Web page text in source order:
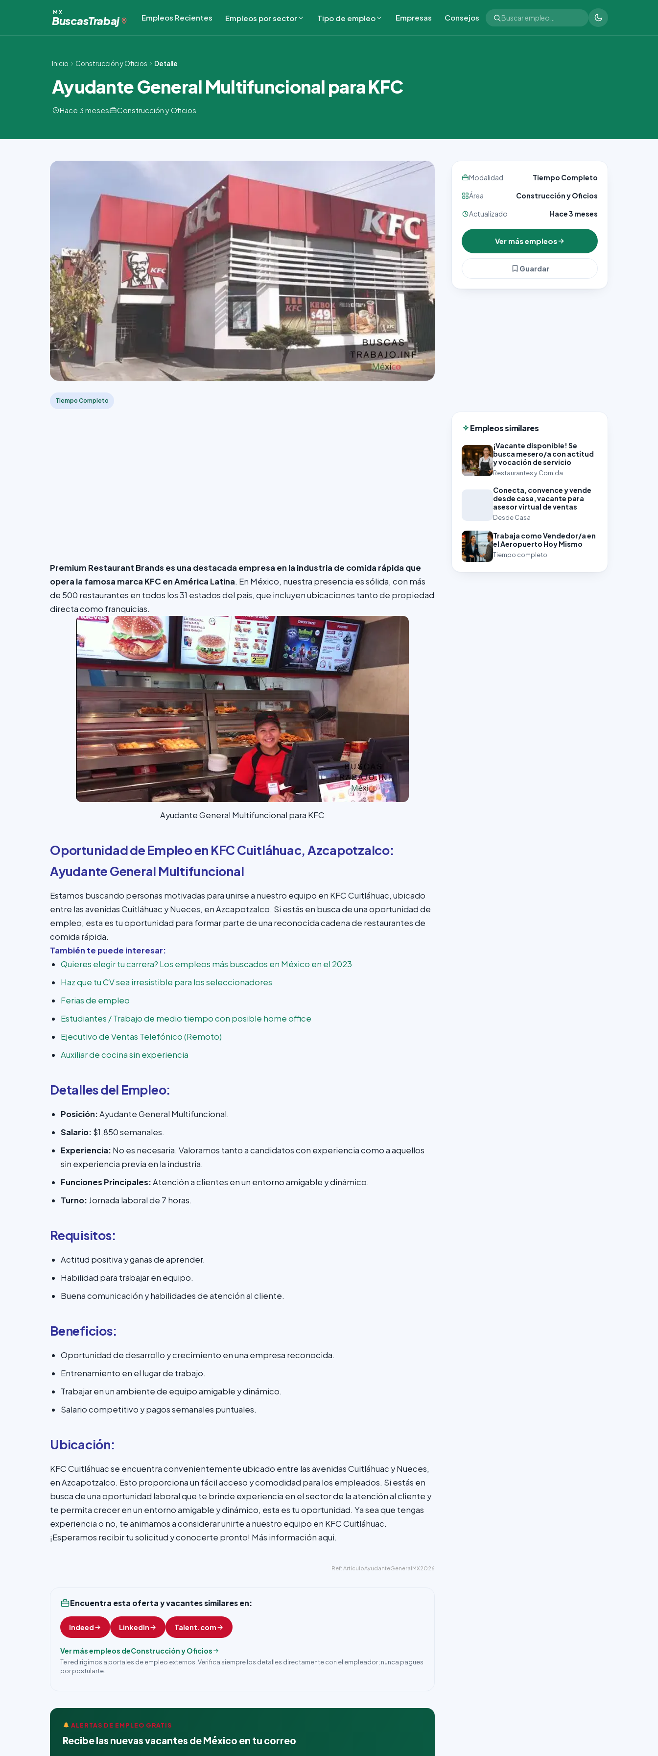
MX
BuscasTrabaj Empleos Recientes Empleos por sector Tipo de empleo Empresas Consejos
Inicio Construcción y Oficios Detalle
Ayudante General Multifuncional para KFC
Hace 3 meses Construcción y Oficios
Tiempo Completo
Premium Restaurant Brands es una destacada empresa en la industria de comida rápida que
opera la famosa marca KFC en América Latina. En México, nuestra presencia es sólida, con más
de 500 restaurantes en todos los 31 estados del país, que incluyen ubicaciones tanto de propiedad
directa como franquicias.
Ayudante General Multifuncional para KFC
Oportunidad de Empleo en KFC Cuitláhuac, Azcapotzalco:
Ayudante General Multifuncional
Estamos buscando personas motivadas para unirse a nuestro equipo en KFC Cuitláhuac, ubicado
entre las avenidas Cuitláhuac y Nueces, en Azcapotzalco. Si estás en busca de una oportunidad de
empleo, esta es tu oportunidad para formar parte de una reconocida cadena de restaurantes de
comida rápida.
También te puede interesar:
Quieres elegir tu carrera? Los empleos más buscados en México en el 2023
Haz que tu CV sea irresistible para los seleccionadores
Ferias de empleo
Estudiantes / Trabajo de medio tiempo con posible home office
Ejecutivo de Ventas Telefónico (Remoto)
Auxiliar de cocina sin experiencia
Detalles del Empleo:
Posición:Ayudante General Multifuncional.
Salario: $1,850 semanales.
Experiencia: No es necesaria. Valoramos tanto a candidatos con experiencia como a aquellos
sin experiencia previa en la industria.
Funciones Principales:Atención a clientes en un entorno amigable y dinámico.
Turno: Jornada laboral de 7 horas.
Requisitos:
Actitud positiva y ganas de aprender.
Habilidad para trabajar en equipo.
Buena comunicación y habilidades de atención al cliente.
Beneficios:
Oportunidad de desarrollo y crecimiento en una empresa reconocida.
Entrenamiento en el lugar de trabajo.
Trabajar en un ambiente de equipo amigable y dinámico.
Salario competitivo y pagos semanales puntuales.
Ubicación:
KFC Cuitláhuac se encuentra convenientemente ubicado entre las avenidas Cuitláhuac y Nueces,
en Azcapotzalco. Esto proporciona un fácil acceso y comodidad para los empleados. Si estás en
busca de una oportunidad laboral que te brinde experiencia en el sector de la atención al cliente y
te permita crecer en un entorno amigable y dinámico, esta es tu oportunidad. Ya sea que tengas
experiencia o no, te animamos a considerar unirte a nuestro equipo en KFC Cuitláhuac.
¡Esperamos recibir tu solicitud y conocerte pronto! Más información aqui.
Ref: ArticuloAyudanteGeneralMX2026
Encuentra esta oferta y vacantes similares en:
Indeed LinkedIn Talent.com
Ver más empleos deConstrucción y Oficios
Te redirigimos a portales de empleo externos. Verifica siempre los detalles directamente con el empleador; nunca pagues
por postularte.
ALERTAS DE EMPLEO GRATIS
Recibe las nuevas vacantes de México en tu correo
Modalidad Tiempo Completo
Área Construcción y Oficios
Actualizado Hace 3 meses
Ver más empleos
Guardar
Empleos similares
¡Vacante disponible! Se
busca mesero/a con actitud
y vocación de servicio
Restaurantes y Comida
Conecta, convence y vende
desde casa, vacante para
asesor virtual de ventas
Desde Casa
Trabaja como Vendedor/a en
el Aeropuerto Hoy Mismo
Tiempo completo